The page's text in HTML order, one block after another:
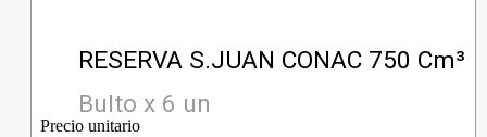
RESERVA S.JUAN CONAC 750 Cm³
Bulto x 6 un
Precio unitario